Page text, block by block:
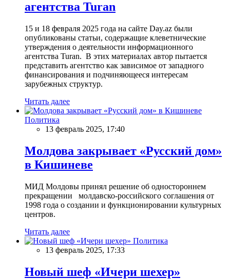
агентства Turan
15 и 18 февраля 2025 года на сайте Day.az были
опубликованы статьи, содержащие клеветнические
утверждения о деятельности информационного
агентства Turan. В этих материалах автор пытается
представить агентство как зависимое от западного
финансирования и подчиняющееся интересам
зарубежных структур.
Читать далее
Политика
13 февраль 2025, 17:40
Молдова закрывает «Русский дом»
в Кишиневе
МИД Молдовы принял решение об одностороннем
прекращении молдавско-российского соглашения от
1998 года о создании и функционировании культурных
центров.
Читать далее
Политика
13 февраль 2025, 17:33
Новый шеф «Ичери шехер»